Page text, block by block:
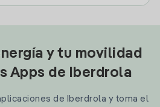
y tu movilidad
Apps de Iberdrola
de Iberdrola y toma el